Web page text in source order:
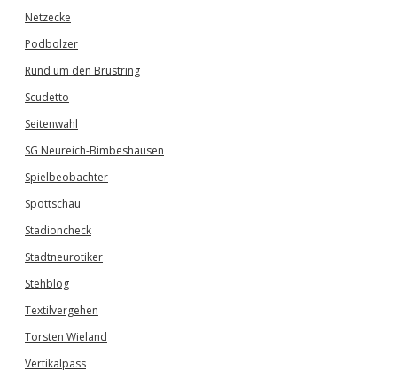
Netzecke
Podbolzer
Rund um den Brustring
Scudetto
Seitenwahl
SG Neureich-Bimbeshausen
Spielbeobachter
Spottschau
Stadioncheck
Stadtneurotiker
Stehblog
Textilvergehen
Torsten Wieland
Vertikalpass